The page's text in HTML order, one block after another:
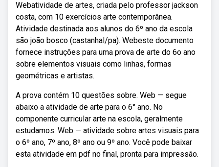
Webatividade de artes, criada pelo professor jackson
costa, com 10 exercícios arte contemporânea.
Atividade destinada aos alunos do 6º ano da escola
são joão bosco (castanhal/pa). Webeste documento
fornece instruções para uma prova de arte do 6o ano
sobre elementos visuais como linhas, formas
geométricas e artistas.
A prova contém 10 questões sobre. Web — segue
abaixo a atividade de arte para o 6° ano. No
componente curricular arte na escola, geralmente
estudamos. Web — atividade sobre artes visuais para
o 6º ano, 7º ano, 8º ano ou 9º ano. Você pode baixar
esta atividade em pdf no final, pronta para impressão.